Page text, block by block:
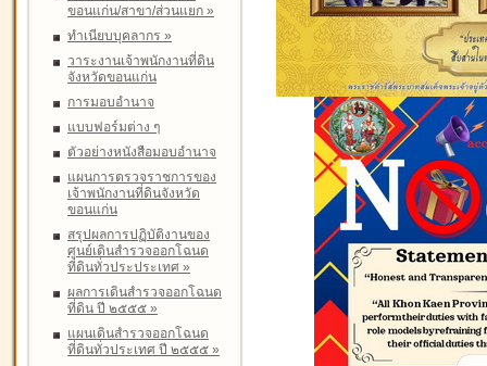
ขอนแก่น/สาขา/ส่วนแยก »
ทำเนียบบุคลากร »
วาระงานเจ้าพนักงานที่ดิน
จังหวัดขอนแก่น
การมอบอำนาจ
แบบฟอร์มต่าง ๆ
ตัวอย่างหนังสือมอบอำนาจ
แผนการตรวจราชการของ
เจ้าพนักงานที่ดินจังหวัด
ขอนแก่น
สรุปผลการปฏิบัติงานของ
ศูนย์เดินสำรวจออกโฉนด
ที่ดินทั่วประประเทศ »
ผลการเดินสำรวจออกโฉนด
ที่ดิน ปี ๒๕๕๕ »
แผนเดินสำรวจออกโฉนด
ที่ดินทั่วประเทศ ปี ๒๕๕๕ »